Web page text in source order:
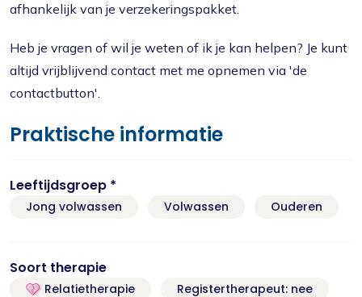
afhankelijk van je verzekeringspakket.
Heb je vragen of wil je weten of ik je kan helpen? Je kunt
altijd vrijblijvend contact met me opnemen via 'de
contactbutton'.
Praktische informatie
Leeftijdsgroep *
Jong volwassen Volwassen Ouderen
Soort therapie
Relatietherapie Registertherapeut: nee